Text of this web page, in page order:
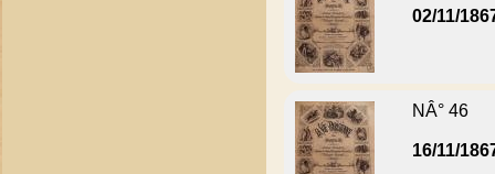
02/11/
NÂ° 46
16/11/